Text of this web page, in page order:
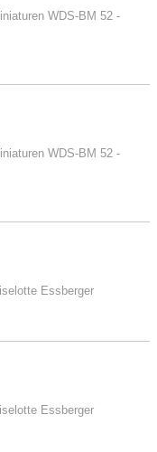
WDS-BM 52 -
WDS-BM 52 -
Essberger
Essberger